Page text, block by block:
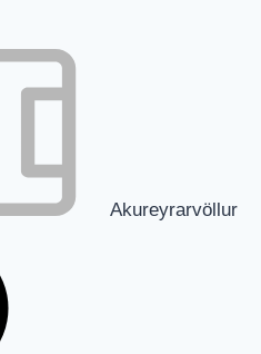
Akureyrarvöllur